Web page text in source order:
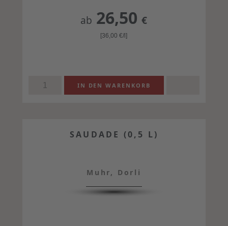
ab 26,50€
[36,00€/l]
SAUDADE (0,5 L)
Muhr, Dorli